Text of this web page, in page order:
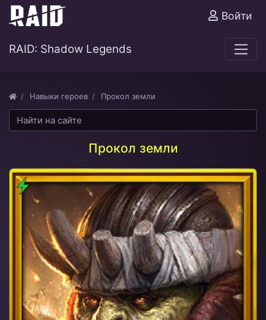
Войти
RAID: Shadow Legends
Навыки героев Прокол земли
Прокол земли
Дух